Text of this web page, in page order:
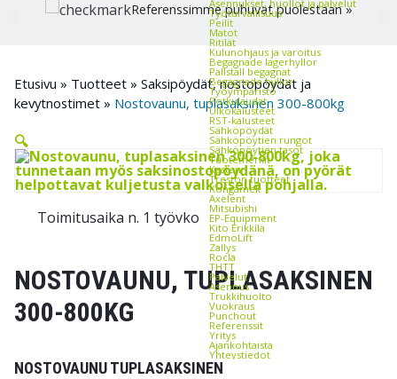
Asennukset, huollot ja palvelut
Työturvallisuus
Peilit
Matot
Ritilät
Kulunohjaus ja varoitus
Begagnade lagerhyllor
Pallställ begagnat
Begagnade hyllor
Työympäristö
Potkulaudat
Ulkokalusteet
RST-kalusteet
Sähköpöydät
Sähköpöytien rungot
Sähköpöytien tasot
Tuotemerkit
Kasten
Treston tuotteet
Kongamek
Axelent
Mitsubishi
EP-Equipment
Kito Erikkilä
EdmoLift
Zallys
Rocla
THTT
Palvelut
Asennus
Trukkihuolto
Vuokraus
Punchout
Referenssit
Yritys
Ajankohtaista
Yhteystiedot
Referenssimme puhuvat puolestaan »
Etusivu » Tuotteet » Saksipöydät, nostopöydät ja
kevytnostimet » Nostovaunu, tuplasaksinen 300-800kg
🔍
Toimitusaika n. 1 työvko
NOSTOVAUNU, TUPLASAKSINEN
300-800KG
NOSTOVAUNU TUPLASAKSINEN